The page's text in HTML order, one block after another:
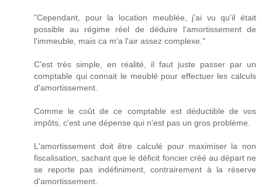
"Cependant, pour la location meublée, j'ai vu qu'il était
possible au régime réel de déduire l'amortissement de
l'immeuble, mais ca m'a l'air assez complexe."
C'est très simple, en réalité, il faut juste passer par un
comptable qui connait le meublé pour effectuer les calculs
d'amortissement.
Comme le coût de ce comptable est déductible de vos
impôts, c'est une dépense qui n'est pas un gros problème.
L'amortissement doit être calculé pour maximiser la non
fiscalisation, sachant que le déficit foncier créé au départ ne
se reporte pas indéfiniment, contrairement à la réserve
d'amortissement.